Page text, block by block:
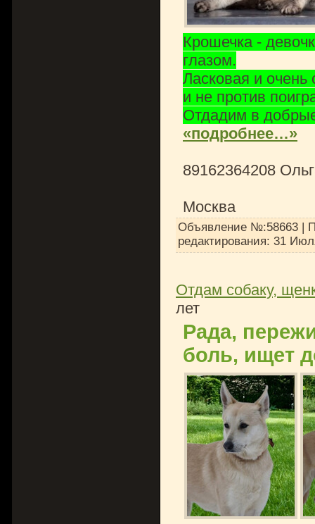
Крошечка -
глазом.
Ласковая и
и не против
Отдадим в
«подробнее…»
89162364208
Москва
Объявление №:58663 |
редактирования: 31
Отдам собаку,
лет
Рада,
боль, ищет